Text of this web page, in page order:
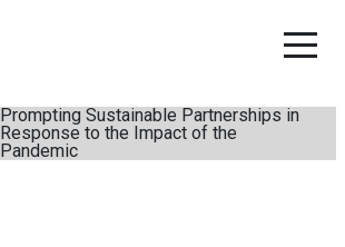
Prompting Sustainable Partnerships in
Response to the Impact of the
Pandemic